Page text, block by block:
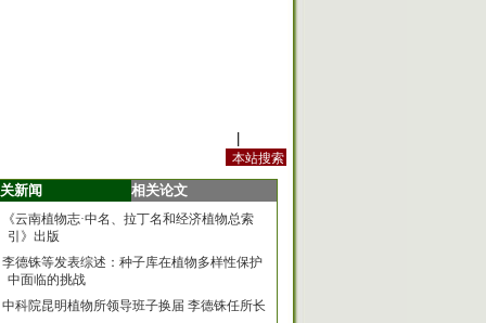
新闻 相关论文
《云南植物志·中名、拉丁名和经济植物总索
引》出版
李德铢等发表综述：种子库在植物多样性保护
中面临的挑战
中科院昆明植物所领导班子换届 李德铢任所长